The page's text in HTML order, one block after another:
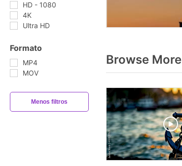
HD - 1080
4K
Ultra HD
Formato
MP4
MOV
Menos filtros
Browse